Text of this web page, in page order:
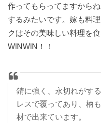
作ってもらってますから
するみたいです。嫁も料
クはその美味しい料理を
WINWIN！！
錆に強く、永切れがす
レスで覆ってあり、柄
材で出来ています。